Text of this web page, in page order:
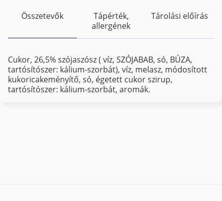
Összetevők
Tápérték,
allergének
Tárolási előírás
Cukor, 26,5% szójaszósz ( víz, SZÓJABAB, só, BÚZA,
tartósítószer: kálium-szorbát), víz, melasz, módosított
kukoricakeményítő, só, égetett cukor szirup,
tartósítószer: kálium-szorbát, aromák.